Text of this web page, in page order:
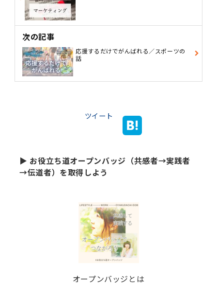
次の記事
応援するだけでがんばれる／スポーツの
話
ツイート
▶ お役立ち道オープンバッジ（共感者→実践者
→伝道者）を取得しよう
オープンバッジとは